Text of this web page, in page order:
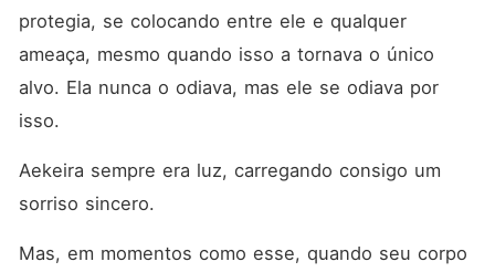
protegia, se colocando entre ele e qualquer
ameaça, mesmo quando isso a tornava o único
alvo. Ela nunca o odiava, mas ele se odiava por
isso.
Aekeira sempre era luz, carregando consigo um
sorriso sincero.
Mas, em momentos como esse, quando seu corpo